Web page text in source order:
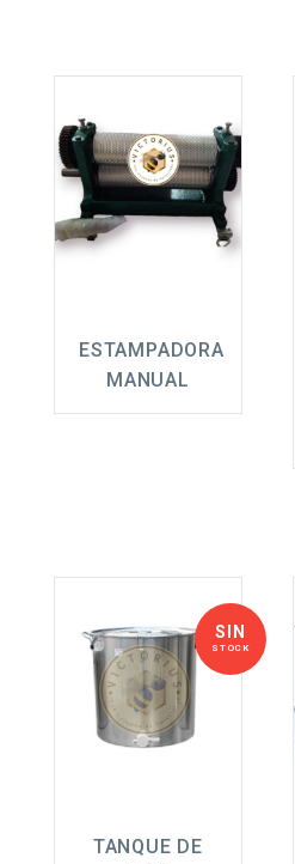
ESTAMPADORA
MANUAL
SIN
STOCK
TANQUE DE